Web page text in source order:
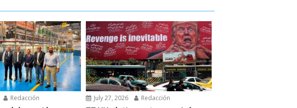
Redacción July 27, 2026 Redacción